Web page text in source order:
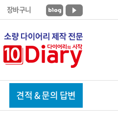
장바구니
견적 & 문의 답변